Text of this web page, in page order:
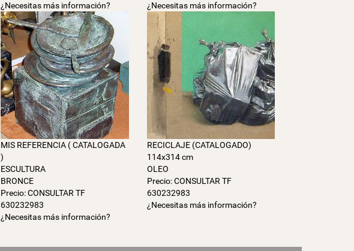
¿Necesitas más información?
¿Necesitas más información?
MIS REFERENCIA ( CATALOGADA
)
ESCULTURA
BRONCE
Precio: CONSULTAR TF
630232983
¿Necesitas más información?
RECICLAJE (CATALOGADO)
114x314 cm
OLEO
Precio: CONSULTAR TF
630232983
¿Necesitas más información?